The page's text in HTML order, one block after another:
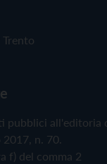
pubblici all'editoria
n. 70.
f) del comma 2